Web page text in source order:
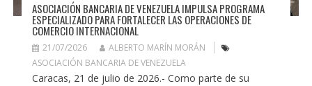
ASOCIACIÓN BANCARIA DE VENEZUELA IMPULSA PROGRAMA
ESPECIALIZADO PARA FORTALECER LAS OPERACIONES DE
COMERCIO INTERNACIONAL
21/07/2026
ALBERTO MARÍN MORÁN
ASOCIACIÓN BANCARIA DE VENEZUELA
Caracas, 21 de julio de 2026.- Como parte de su